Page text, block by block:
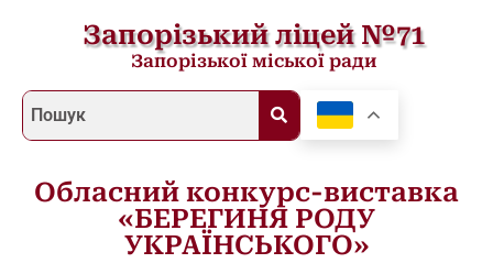
Запорізький ліцей №71
Запорізької міської ради
Обласний конкурс-виставка
«БЕРЕГИНЯ РОДУ
УКРАЇНСЬКОГО»